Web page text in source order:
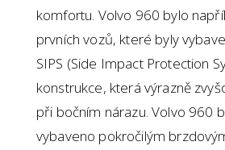
komfortu. Volvo 960 bylo
prvních vozů, které byly
SIPS (Side Impact Protection
konstrukce, která výrazně
při bočním nárazu. Volvo 960
vybaveno pokročilým